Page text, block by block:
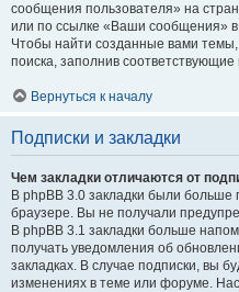
сообщения пользователя» на
или по ссылке «Ваши сообщения»
Чтобы найти созданные вами
поиска, заполнив соответствующие
Вернуться к началу
Подписки и закладки
Чем закладки отличаются от
В phpBB 3.0 закладки были больше
браузере. Вы не получали
В phpBB 3.1 закладки больше
получать уведомления об
закладках. В случае подписки, вы
изменениях в теме или форуме.